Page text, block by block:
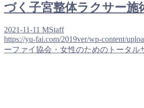
づく子宮整体ラクサー
2021-11-11 MStaff
https://yu-fai.com/2019ver/wp-content/
ーファイ協会・女性のためのトータル